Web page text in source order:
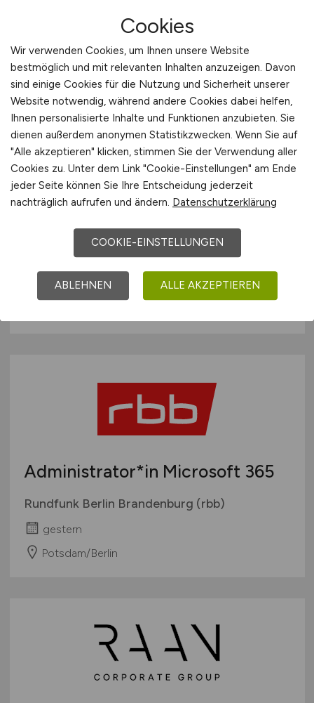
TOP JOB
Anwendungsentwickler &
Anwendungsbetreuer(w/m/d)
ERP D365 F&O
STÜBBE GmbH & Co. KG
heute
Administrator*in Microsoft 365
Rundfunk Berlin Brandenburg (rbb)
gestern
Potsdam/Berlin
Cookies
Wir verwenden Cookies, um Ihnen unsere Website
bestmöglich und mit relevanten Inhalten anzuzeigen. Davon
sind einige Cookies für die Nutzung und Sicherheit unserer
Website notwendig, während andere Cookies dabei helfen,
Ihnen personalisierte Inhalte und Funktionen anzubieten. Sie
dienen außerdem anonymen Statistikzwecken. Wenn Sie auf
"Alle akzeptieren" klicken, stimmen Sie der Verwendung aller
Cookies zu. Unter dem Link "Cookie-Einstellungen" am Ende
jeder Seite können Sie Ihre Entscheidung jederzeit
nachträglich aufrufen und ändern. Datenschutzerklärung
COOKIE-EINSTELLUNGEN
ABLEHNEN ALLE AKZEPTIEREN